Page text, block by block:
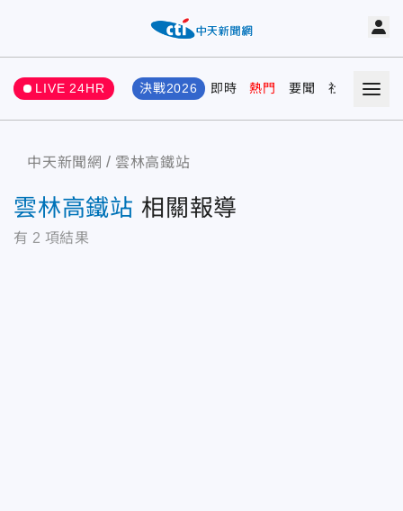
LIVE 24HR 決戰2026 即時 熱門 要聞 社會 娛樂
中天新聞網 雲林高鐵站
雲林高鐵站 相關報導
有 2 項結果